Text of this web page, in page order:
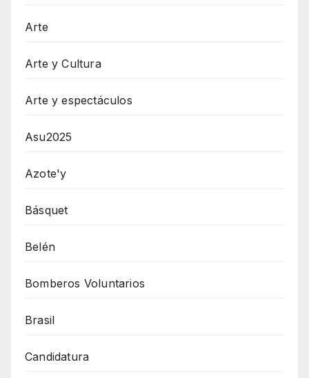
Arte
Arte y Cultura
Arte y espectáculos
Asu2025
Azote'y
Básquet
Belén
Bomberos Voluntarios
Brasil
Candidatura